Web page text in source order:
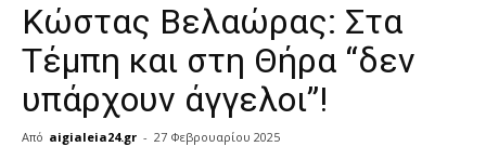
Κώστας Βελαώρας: Στα
Τέμπη και στη Θήρα “δεν
υπάρχουν άγγελοι”!
Από aigialeia24.gr - 27 Φεβρουαρίου 2025